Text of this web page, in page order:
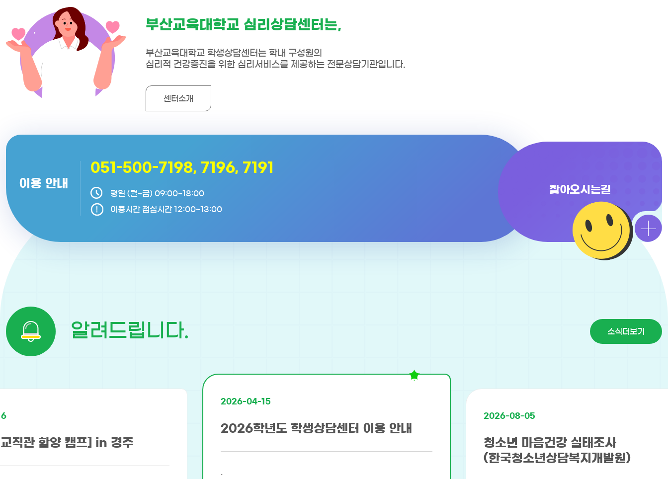
부산교육대학교 심리상담센터는,
부산교육대학교 학생상담센터는 학내 구성원의
심리적 건강증진을 위한 심리서비스를 제공하는 전문상담기관입니다.
센터소개
이용 안내
051-500-7198, 7196, 7191
평일 (월~금) 09:00~18:00
이용시간 점심시간 12:00~13:00
찾아오시는길
알려드립니다. 소식더보기
직관 함양 캠프] in 경주
2026-04-15
2026학년도 학생상담센터 이용 안내
..
2026-08-05
청소년 마음건강 실태조사
(한국청소년상담복지개발원)